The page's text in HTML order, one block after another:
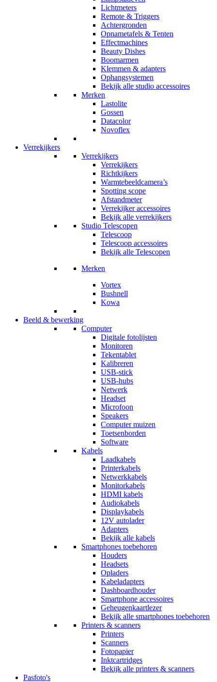
Lichtmeters
Remote & Triggers
Achtergronden
Opnametafels & Tenten
Effectmachines
Beauty Dishes
Boomarmen
Klemmen & adapters
Ophangsystemen
Bekijk alle studio accessoires
Merken
Lastolite
Gossen
Datacolor
Novoflex
Verrekijkers
Verrekijkers
Verrekijkers
Richtkijkers
Warmtebeeldcamera’s
Spotting scope
Afstandmeter
Verrekijker accessoires
Bekijk alle verrekijkers
Studio Telescopen
Telescoop
Telescoop accessoires
Bekijk alle Telescopen
Merken
Vortex
Bushnell
Kowa
Beeld & bewerking
Computer
Digitale fotolijsten
Monitoren
Tekentablet
Kalibreren
USB-stick
USB-hubs
Netwerk
Headset
Microfoon
Speakers
Computer muizen
Toetsenborden
Software
Kabels
Laadkabels
Printerkabels
Netwerkkabels
Monitorkabels
HDMI kabels
Audiokabels
Displaykabels
12V autolader
Adapters
Bekijk alle kabels
Smartphones toebehoren
Houders
Headsets
Opladers
Kabeladapters
Dashboardhouder
Smartphone accessoires
Geheugenkaartlezer
Bekijk alle smartphones toebehoren
Printers & scanners
Printers
Scanners
Fotopapier
Inktcartridges
Bekijk alle printers & scanners
Pasfoto's